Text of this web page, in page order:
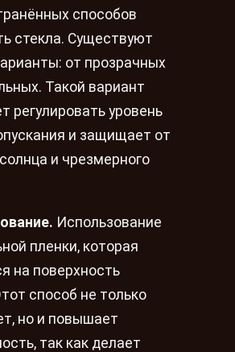
способов
стекла. Существуют
от прозрачных
Такой вариант
регулировать уровень
и защищает от
и чрезмерного
Использование
пленки, которая
на поверхность
способ не только
но и повышает
так как делает